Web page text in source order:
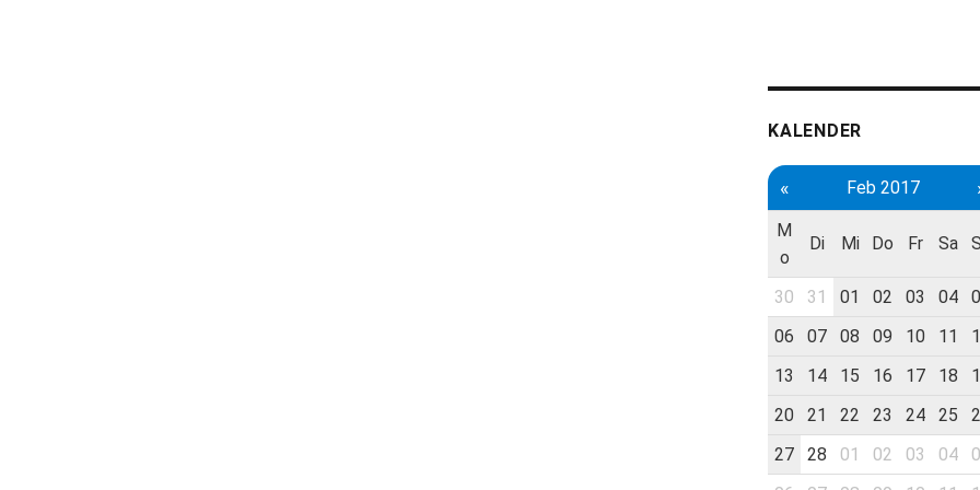
KALENDER
« Feb 2017
M
o
Di Mi Do Fr Sa
30 31 01 02 03 04
06
07 08 09 10 11
13
14 15 16 17 18
20
21 22 23 24 25
27
28 01 02 03 04